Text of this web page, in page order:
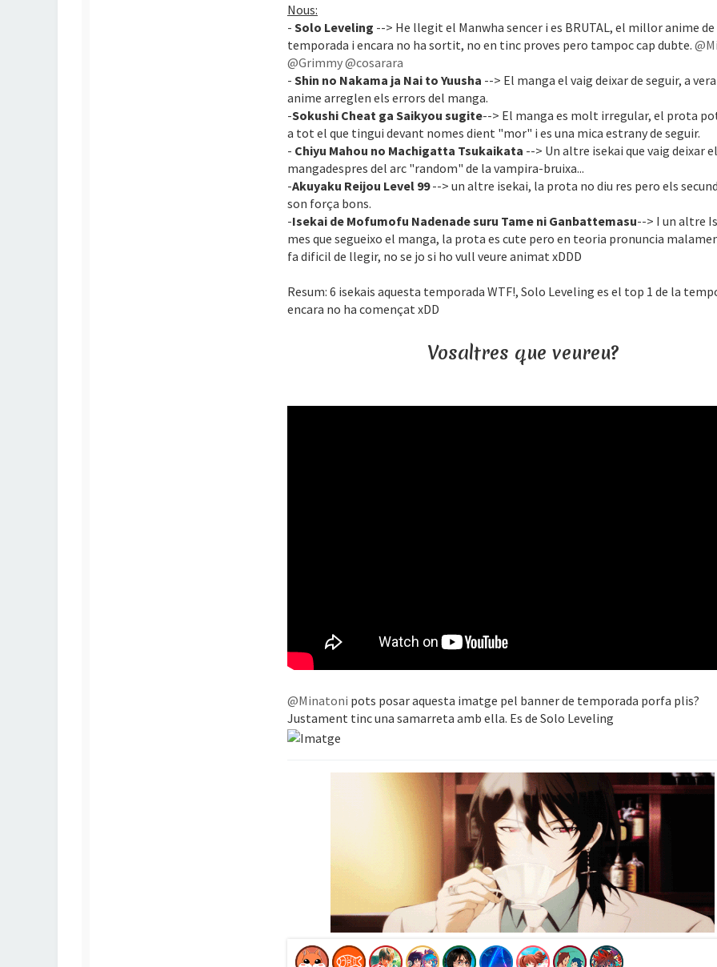
Nous:
- Solo Leveling --> He llegit el Manwha sencer i es BRUTAL, el millor anime de
temporada i encara no ha sortit, no en tinc proves pero tampoc cap dubte.
@Grimmy@cosarara
- Shin no Nakama ja Nai to Yuusha --> El manga el vaig deixar de seguir, a
anime arreglen els errors del manga.
-Sokushi Cheat ga Saikyou sugite--> El manga es molt irregular, el prota
a tot el que tingui devant nomes dient "mor" i es una mica estrany de seguir.
- Chiyu Mahou no Machigatta Tsukaikata --> Un altre isekai que vaig deixar el
mangadespres del arc "random" de la vampira-bruixa...
-Akuyaku Reijou Level 99--> un altre isekai, la prota no diu res pero els
son força bons.
-Isekai de Mofumofu Nadenade suru Tame ni Ganbattemasu--> I un altre
mes que segueixo el manga, la prota es cute pero en teoria pronuncia
fa dificil de llegir, no se jo si ho vull veure animat xDDD
Resum: 6 isekais aquesta temporada WTF!, Solo Leveling es el top 1 de la
encara no ha començat xDD
Vosaltres que veureu?
@Minatoni pots posar aquesta imatge pel banner de temporada porfa plis?
Justament tinc una samarreta amb ella. Es de Solo Leveling